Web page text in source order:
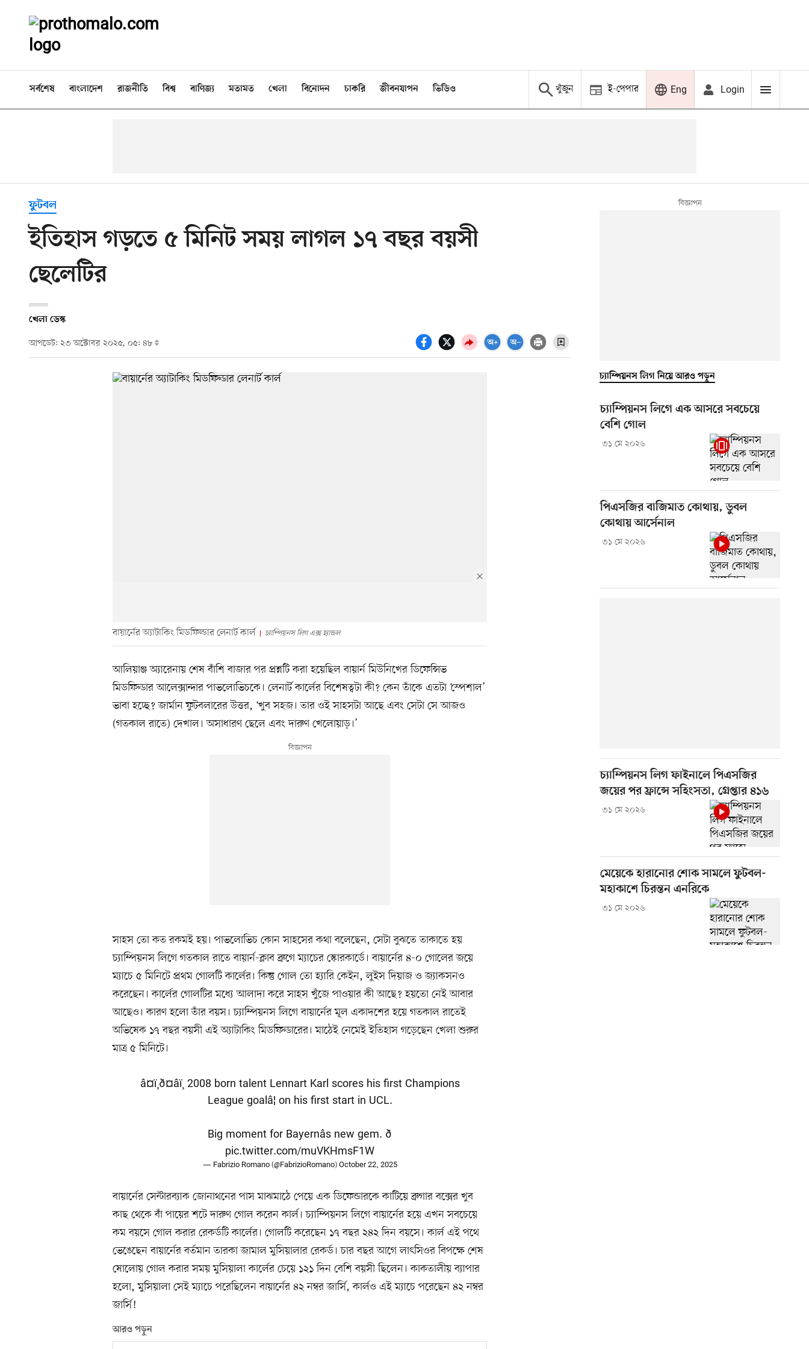
সর্বশেষ বাংলাদেশ রাজনীতি বিশ্ব বাণিজ্য মতামত খেলা বিনোদন চাকরি জীবনযাপন ভিডিও খুঁজুন ই-পেপার Eng Login
ফুটবল
ইতিহাস গড়তে ৫ মিনিট সময় লাগল ১৭ বছর বয়সী
ছেলেটির
খেলা ডেস্ক
আপডেট: ২৩ অক্টোবর ২০২৫, ০৫: ৪৮
বায়ার্নের অ্যাটাকিং মিডফিল্ডার লেনার্ট কার্ল চ্যাম্পিয়নস লিগ এক্স হ্যান্ডল
আলিয়াঞ্জ অ্যারেনায় শেষ বাঁশি বাজার পর প্রশ্নটি করা হয়েছিল বায়ার্ন মিউনিখের ডিফেন্সিভ
মিডফিল্ডার আলেক্সান্দার পাভলোভিচকে। লেনার্ট কার্লের বিশেষত্বটা কী? কেন তাঁকে এতটা ‘স্পেশাল’
ভাবা হচ্ছে? জার্মান ফুটবলারের উত্তর, ‘খুব সহজ। তার ওই সাহসটা আছে এবং সেটা সে আজও
(গতকাল রাতে) দেখাল। অসাধারণ ছেলে এবং দারুণ খেলোয়াড়।’
সাহস তো কত রকমই হয়। পাভলোভিচ কোন সাহসের কথা বলেছেন, সেটা বুঝতে তাকাতে হয়
চ্যাম্পিয়নস লিগে গতকাল রাতে বায়ার্ন-ক্লাব ব্রুগে ম্যাচের স্কোরকার্ডে। বায়ার্নের ৪-০ গোলের জয়ে
ম্যাচে ৫ মিনিটে প্রথম গোলটি কার্লের। কিন্তু গোল তো হ্যারি কেইন, লুইস দিয়াজ ও জ্যাকসনও
করেছেন। কার্লের গোলটির মধ্যে আলাদা করে সাহস খুঁজে পাওয়ার কী আছে? হয়তো নেই আবার
আছেও। কারণ হলো তাঁর বয়স। চ্যাম্পিয়নস লিগে বায়ার্নের মূল একাদশের হয়ে গতকাল রাতেই
অভিষেক ১৭ বছর বয়সী এই অ্যাটাকিং মিডফিল্ডারের। মাঠেই নেমেই ইতিহাস গড়েছেন খেলা শুরুর
মাত্র ৫ মিনিটে।
â¤ï¸ð¤â­ï¸ 2008 born talent Lennart Karl scores his first Champions
League goalâ¦ on his first start in UCL.
Big moment for Bayernâs new gem. ð
pic.twitter.com/muVKHmsF1W
— Fabrizio Romano (@FabrizioRomano)October 22, 2025
বায়ার্নের সেন্টারব্যাক জোনাথনের পাস মাঝমাঠে পেয়ে এক ডিফেন্ডারকে কাটিয়ে ব্রুগার বক্সের খুব
কাছ থেকে বাঁ পায়ের শটে দারুণ গোল করেন কার্ল। চ্যাম্পিয়নস লিগে বায়ার্নের হয়ে এখন সবচেয়ে
কম বয়সে গোল করার রেকর্ডটি কার্লের। গোলটি করেছেন ১৭ বছর ২৪২ দিন বয়সে। কার্ল এই পথে
ভেঙেছেন বায়ার্নের বর্তমান তারকা জামাল মুসিয়ালার রেকর্ড। চার বছর আগে লাৎসিওর বিপক্ষে শেষ
ষোলোয় গোল করার সময় মুসিয়ালা কার্লের চেয়ে ১২১ দিন বেশি বয়সী ছিলেন। কাকতালীয় ব্যাপার
হলো, মুসিয়ালা সেই ম্যাচে পরেছিলেন বায়ার্নের ৪২ নম্বর জার্সি, কার্লও এই ম্যাচে পরেছেন ৪২ নম্বর
জার্সি!
আরও পড়ুন
চ্যাম্পিয়নস লিগ নিয়ে আরও পড়ুন
চ্যাম্পিয়নস লিগে এক আসরে সবচেয়ে
বেশি গোল
৩১ মে ২০২৬
পিএসজির বাজিমাত কোথায়, ডুবল
কোথায় আর্সেনাল
৩১ মে ২০২৬
চ্যাম্পিয়নস লিগ ফাইনালে পিএসজির
জয়ের পর ফ্রান্সে সহিংসতা, গ্রেপ্তার ৪১৬
৩১ মে ২০২৬
মেয়েকে হারানোর শোক সামলে ফুটবল-
মহাকাশে চিরন্তন এনরিকে
৩১ মে ২০২৬